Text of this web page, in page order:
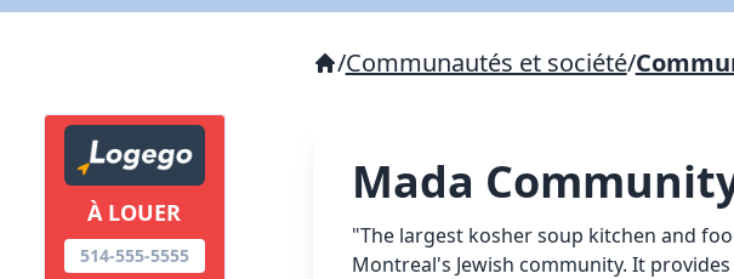
À LOUER
514-555-5555
/Communautés et société/
Mada
"The largest kosher soup kitchen and
Montreal's Jewish community. It
Lien vers